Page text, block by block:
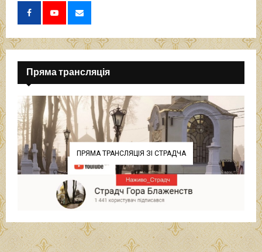
Пряма трансляція
ПРЯМА ТРАНСЛЯЦІЯ ЗІ СТРАДЧА